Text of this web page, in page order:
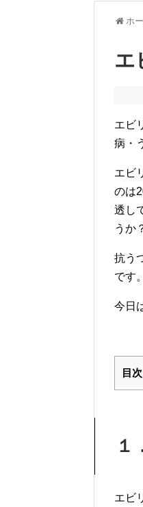
ホ
エ
エビ
病・
エビ
のは
透し
うか
抗う
です。
今日
目次
１
エビ